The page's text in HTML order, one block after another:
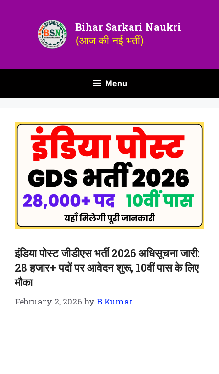
Bihar Sarkari Naukri
(आज की नई भर्ती)
Menu
इंडिया पोस्ट जीडीएस भर्ती 2026 अधिसूचना जारी:
28 हजार+ पदों पर आवेदन शुरू, 10वीं पास के लिए
मौका
February 2, 2026 byB Kumar